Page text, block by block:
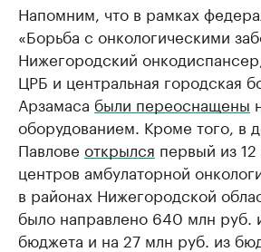
Напомним, что в рамках
«Борьба с онкологическими
Нижегородский
ЦРБ и центральная городская
Арзамаса были переоснащены
оборудованием. Кроме того, в
Павлове открылся первый из
центров амбулаторной
в районах Нижегородской
было направлено 640 млн руб.
бюджета и на 27 млн руб. из